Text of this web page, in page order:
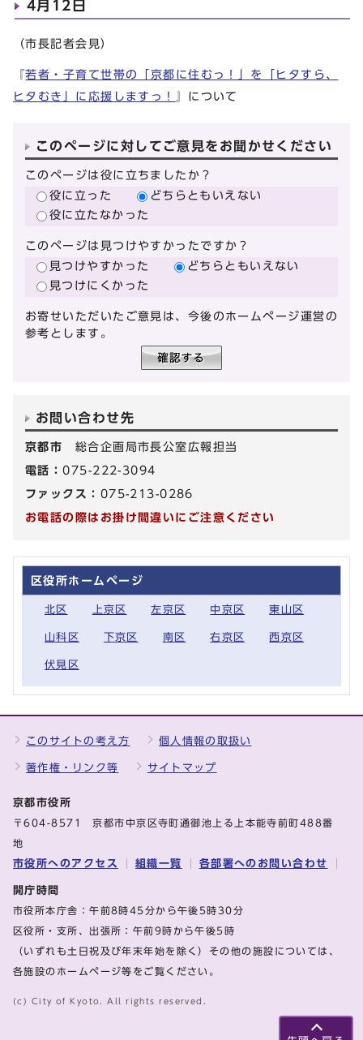
4月12日
（市長記者会見）
『若者・子育て世帯の「京都に住むっ！」を「ヒタすら、
ヒタむき」に応援しますっ！
』について
このページに対してご意見をお聞かせください
このページは役に立ちましたか？
役に立った
どちらともいえない
役に立たなかった
このページは見つけやすかったですか？
見つけやすかった
どちらともいえない
見つけにくかった
お寄せいただいたご意見は、今後のホームページ運営の
参考とします。
お問い合わせ先
京都市 総合企画局市長公室広報担当
電話：075-222-3094
ファックス： 075-213-0286
お電話の際はお掛け間違いにご注意ください
区役所ホームページ
北区 上京区 左京区 中京区 東山区
山科区 下京区 南区 右京区 西京区
伏見区
このサイトの考え方 個人情報の取扱い
著作権・リンク等 サイトマップ
京都市役所
〒604-8571 京都市中京区寺町通御池上る上本能寺前町488番
地
市役所へのアクセス 組織一覧 各部署へのお問い合わせ
開庁時間
市役所本庁舎：午前8時45分から午後5時30分
区役所・支所、出張所：午前9時から午後5時
（いずれも土日祝及び年末年始を除く）その他の施設については、
各施設のホームページ等をご覧ください。
(c) City of Kyoto. All rights reserved.